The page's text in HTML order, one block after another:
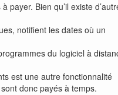
payer. Bien qu’il existe
notifient les dates où un
du logiciel à
est une autre fonctionnalité
donc payés à temps.